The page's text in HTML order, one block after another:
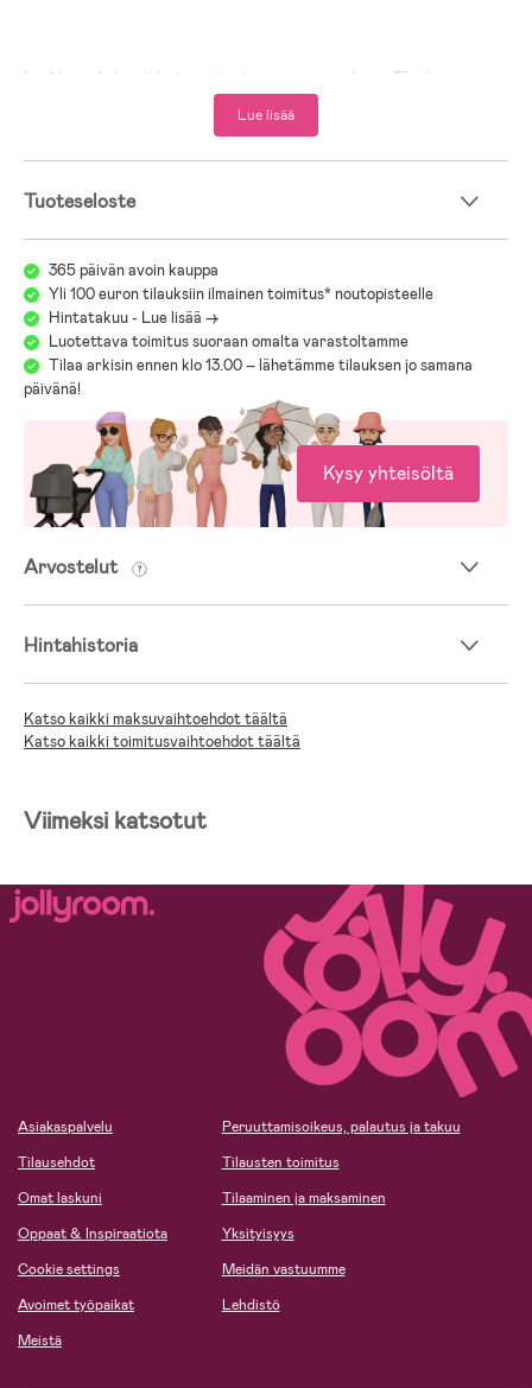
Laukku on helposti laajennettavissa tarpeen mukaan. Tämä
ominaisuus on erityisen kätevä pidemmillä matkoilla, kun tarvitset
Matkusta sujuvasti ja turvallisesti
Kolminumeroinen, integroitu TSA-yhdistelmälukko suojaa tavaroitasi
niin kotimaan kuin ulkomaan matkoilla. Neljä pyörää tekevät
matkalaukusta helposti liikuteltavan kaikkiin suuntiin ja erilaisissa
matkalaukusta:
- TSA-hyväksytty yhdistelmälukko (3-numeroinen)
- Sisäiset lokerot ja ristikkäiset pakkaushihnat parempaa
organisointia varten
- Mitat: 55 x 40 x 20-23 cm
- Materiaali: 100 % Polypropeeni.
Lue lisää
Tuoteseloste
365 päivän avoin kauppa
Yli 100 euron tilauksiin ilmainen toimitus* noutopisteelle
Hintatakuu - Lue lisää ->
Luotettava toimitus suoraan omalta varastoltamme
Tilaa arkisin ennen klo 13.00 – lähetämme tilauksen jo samana
päivänä!
Kysy yhteisöltä
Arvostelut
Hintahistoria
Katso kaikki maksuvaihtoehdot täältä
Katso kaikki toimitusvaihtoehdot täältä
Viimeksi katsotut
Asiakaspalvelu
Tilausehdot
Omat laskuni
Oppaat & Inspiraatiota
Cookie settings
Avoimet työpaikat
Meistä
Peruuttamisoikeus, palautus ja takuu
Tilausten toimitus
Tilaaminen ja maksaminen
Yksityisyys
Meidän vastuumme
Lehdistö